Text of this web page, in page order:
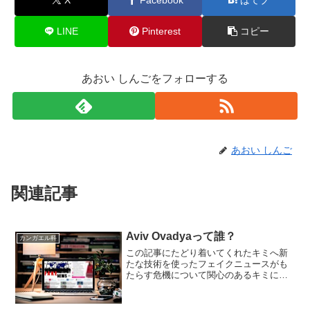
LINE Pinterest コピー
あおい しんごをフォローする
あおい しんご
関連記事
カンガエル科 Aviv Ovadyaって誰？
この記事にたどり着いてくれたキミへ新
たな技術を使ったフェイクニュースがも
たらす危機について関心のあるキミに、